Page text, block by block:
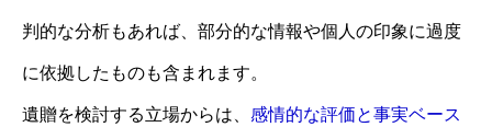
判的な分析もあれば、部分的な情報や個人の印象に過度
に依拠したものも含まれます。
遺贈を検討する立場からは、 感情的な評価と事実ベース